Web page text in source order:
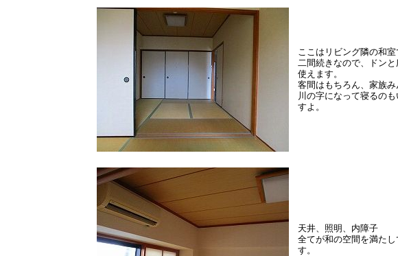
ここはリビング隣の和
二間続きなので、ドンと
使えます。
客間はもちろん、家族み
川の字になって寝るのも
すよ。
天井、照明、内障子
全てが和の空間を満たし
す。